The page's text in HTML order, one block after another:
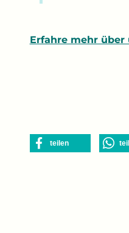
Erfahre mehr über
teilen